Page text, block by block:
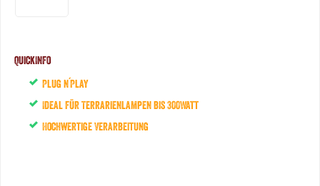
QuickInfo
Plug n´Play
Ideal für Terrarienlampen bis 300Watt
Hochwertige Verarbeitung